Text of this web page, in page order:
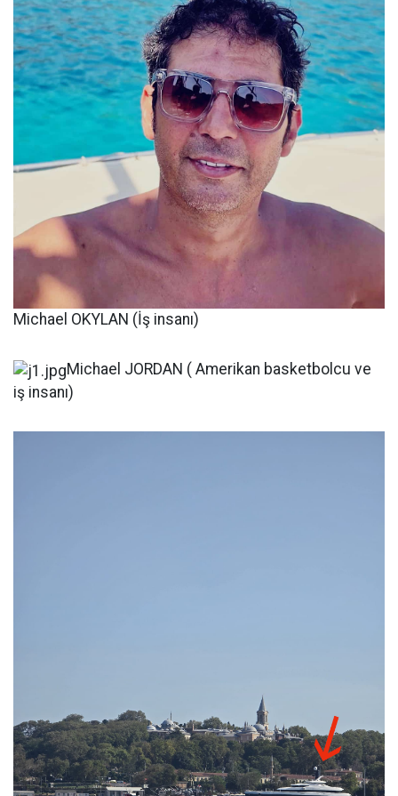
Michael OKYLAN (İş insanı)
Michael JORDAN ( Amerikan basketbolcu ve
iş insanı)